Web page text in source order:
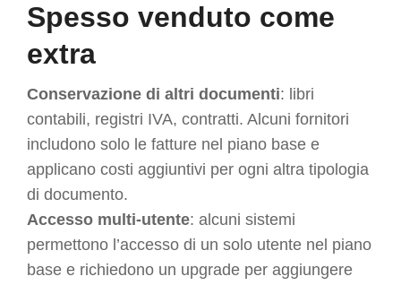
Spesso venduto come
extra
Conservazione di altri documenti: libri
contabili, registri IVA, contratti. Alcuni fornitori
includono solo le fatture nel piano base e
applicano costi aggiuntivi per ogni altra tipologia
di documento.
Accesso multi-utente: alcuni sistemi
permettono l’accesso di un solo utente nel piano
base e richiedono un upgrade per aggiungere